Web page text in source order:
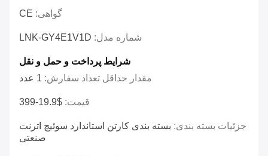
گواهی: CE
شماره مدل: LNK-GY4E1V1D
شرایط پرداخت و حمل و نقل
مقدار حداقل تعداد سفارش: 1 عدد
قیمت: $19.9-399
جزئیات بسته بندی: بسته بندی کارتن استاندارد سوئیچ اترنت
صنعتی